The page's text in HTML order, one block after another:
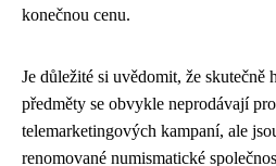
konečnou cenu.
Je důležité si uvědomit, že skutečně
předměty se obvykle neprodávají
telemarketingových kampaní, ale
renomované numismatické